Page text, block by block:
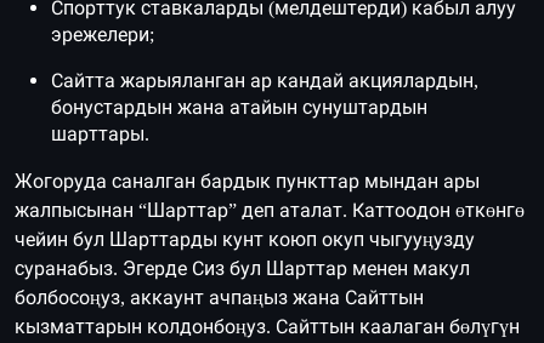
Спорттук ставкаларды (мелдештерди) кабыл алуу
эрежелери;
Сайтта жарыяланган ар кандай акциялардын,
бонустардын жана атайын сунуштардын
шарттары.
Жогоруда саналган бардык пункттар мындан ары
жалпысынан “Шарттар” деп аталат. Каттоодон өткөнгө
чейин бул Шарттарды кунт коюп окуп чыгууңузду
суранабыз. Эгерде Сиз бул Шарттар менен макул
болбосоңуз, аккаунт ачпаңыз жана Сайттын
кызматтарын колдонбоңуз. Сайттын каалаган бөлүгүн